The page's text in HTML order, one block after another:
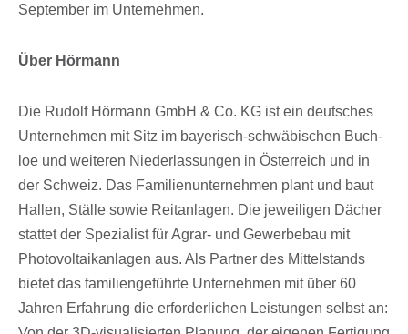
Septem­ber im Unternehmen.
Über Hörmann
Die Rudolf Hörmann GmbH & Co. KG ist ein deut­sches
Unter­neh­men mit Sitz im baye­risch-schwä­bi­schen Buch­
loe und weite­ren Nieder­las­sun­gen in Öster­reich und in
der Schweiz. Das Fami­li­en­un­ter­neh­men plant und baut
Hallen, Ställe sowie Reit­an­la­gen. Die jewei­li­gen Dächer
stat­tet der Spezia­list für Agrar- und Gewer­be­bau mit
Photo­vol­ta­ik­an­la­gen aus. Als Part­ner des Mittel­stands
bietet das fami­li­en­ge­führte Unter­neh­men mit über 60
Jahren Erfah­rung die erfor­der­li­chen Leis­tun­gen selbst an: